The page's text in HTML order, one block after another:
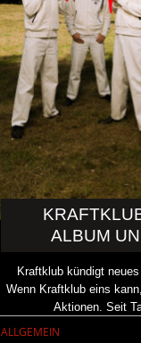
ALBUM
Kraftklub kündigt
Wenn Kraftklub eins
Aktionen. Seit
ALLGEMEIN